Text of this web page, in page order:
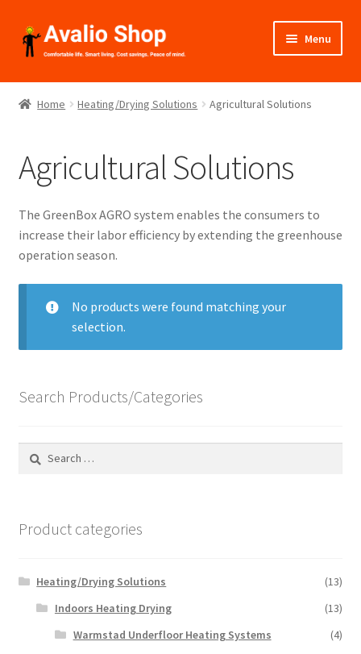
Skip
to
Skip
to
Menu
About Us
Installation
Catalogues
Projects
menu
Home Heating/Drying Solutions Agricultural Solutions
Agricultural Solutions
The GreenBox AGRO system enables the consumers to
increase their labor efficiency by extending the greenhouse
operation season.
No products were found matching your
selection.
Search Products/Categories
Product categories
Heating/Drying Solutions
(13)
Indoors Heating Drying
(13)
Warmstad Underfloor Heating Systems
(4)